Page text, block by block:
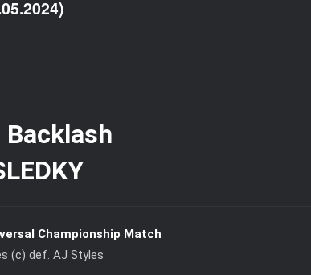
Championship Match
(c) def. AJ Styles